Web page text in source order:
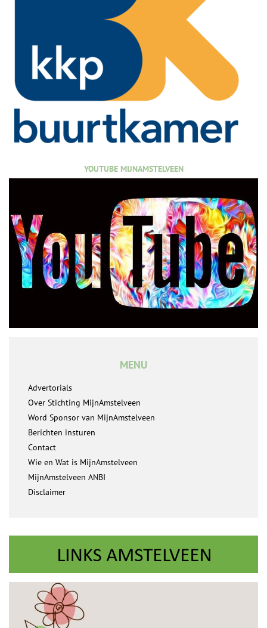
YOUTUBE MIJNAMSTELVEEN
MENU
Advertorials
Over Stichting MijnAmstelveen
Word Sponsor van MijnAmstelveen
Berichten insturen
Contact
Wie en Wat is MijnAmstelveen
MijnAmstelveen ANBI
Disclaimer